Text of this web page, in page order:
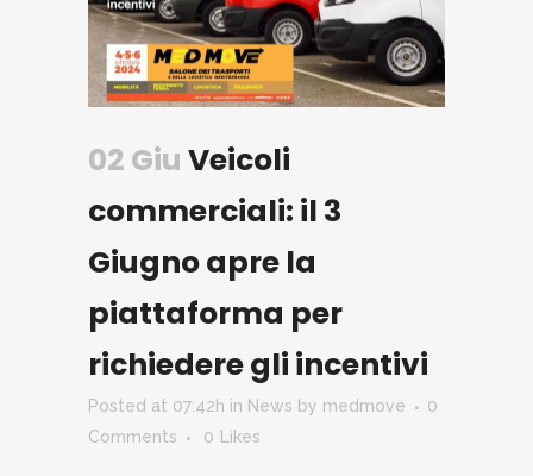
02 Giu Veicoli
commerciali: il 3
Giugno apre la
piattaforma per
richiedere gli incentivi
Posted at 07:42h in News by medmove
0
Comments
0 Likes